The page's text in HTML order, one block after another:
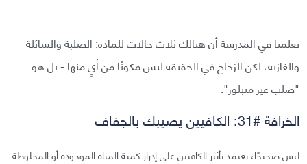
تعلمنا في المدرسة أن هنالك ثلاث حالات للمادة: الصلبة والسائلة
والغازية، لكن الزجاج في الحقيقة ليس مكونًا من أيٍ منها - بل هو
"صلب غير متبلور".
الخرافة #31: الكافيين يصيبك بالجفاف
ليس صحيحًا، يعتمد تأثير الكافيين على إدرار كمية المياه الموجودة أو المخلوطة